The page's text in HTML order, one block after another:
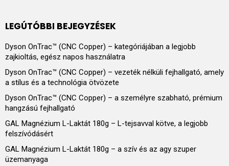
LEGÚTÓBBI BEJEGYZÉSEK
Dyson OnTrac™ (CNC Copper) – kategóriájában a legjobb
zajkioltás, egész napos használatra
Dyson OnTrac™ (CNC Copper) – vezeték nélküli fejhallgató, amely
a stílus és a technológia ötvözete
Dyson OnTrac™ (CNC Copper) – a személyre szabható, prémium
hangzású fejhallgató
GAL Magnézium L-Laktát 180g – L-tejsavval kötve, a legjobb
felszívódásért
GAL Magnézium L-Laktát 180g – a szív és az agy szuper
üzemanyaga